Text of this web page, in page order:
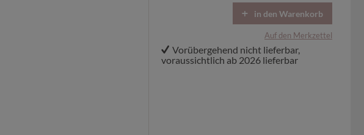
in den Warenkorb
Auf den Merkzettel
Vorübergehend nicht lieferbar,
voraussichtlich ab 2026 lieferbar